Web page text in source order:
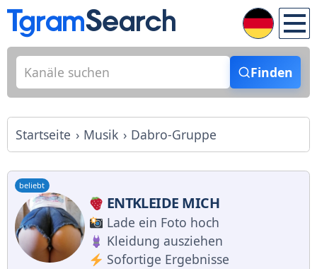
Finden
Startseite Musik Dabro-Gruppe
beliebt
ENTKLEIDE MICH
Lade ein Foto hoch
Kleidung ausziehen
Sofortige Ergebnisse